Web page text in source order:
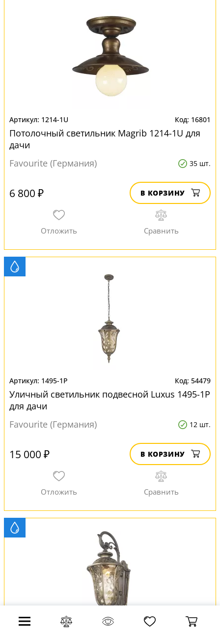
1214-1U 16801
Потолочный светильник Magrib 1214-1U для
дачи
Favourite (Германия)
35 шт.
6 800 ₽ В КОРЗИНУ
1495-1P 54479
Уличный светильник подвесной Luxus 1495-1P
для дачи
Favourite (Германия)
12 шт.
15 000 ₽ В КОРЗИНУ